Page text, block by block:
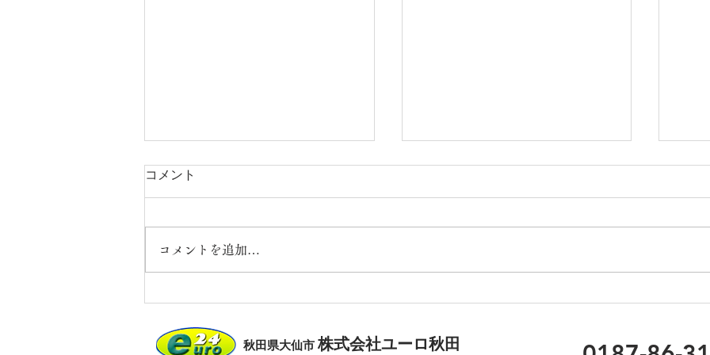
デジタル遺品について
コメント
コメントを追加…
秋田県大仙市 株式会社ユーロ秋田